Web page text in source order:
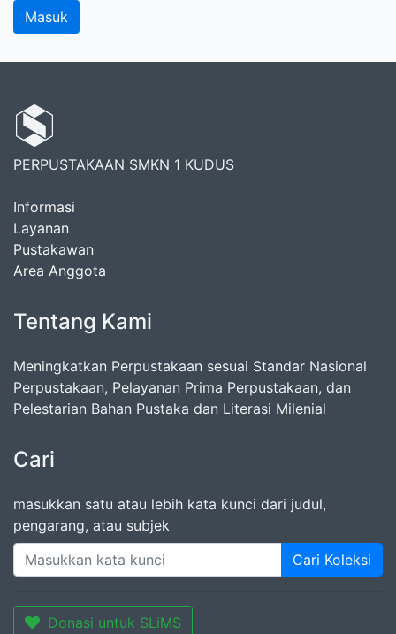
PERPUSTAKAAN SMKN 1 KUDUS
Informasi
Layanan
Pustakawan
Area Anggota
Tentang Kami
Meningkatkan Perpustakaan sesuai Standar Nasional
Perpustakaan, Pelayanan Prima Perpustakaan, dan
Pelestarian Bahan Pustaka dan Literasi Milenial
Cari
masukkan satu atau lebih kata kunci dari judul,
pengarang, atau subjek
Cari Koleksi
Donasi untuk SLiMS